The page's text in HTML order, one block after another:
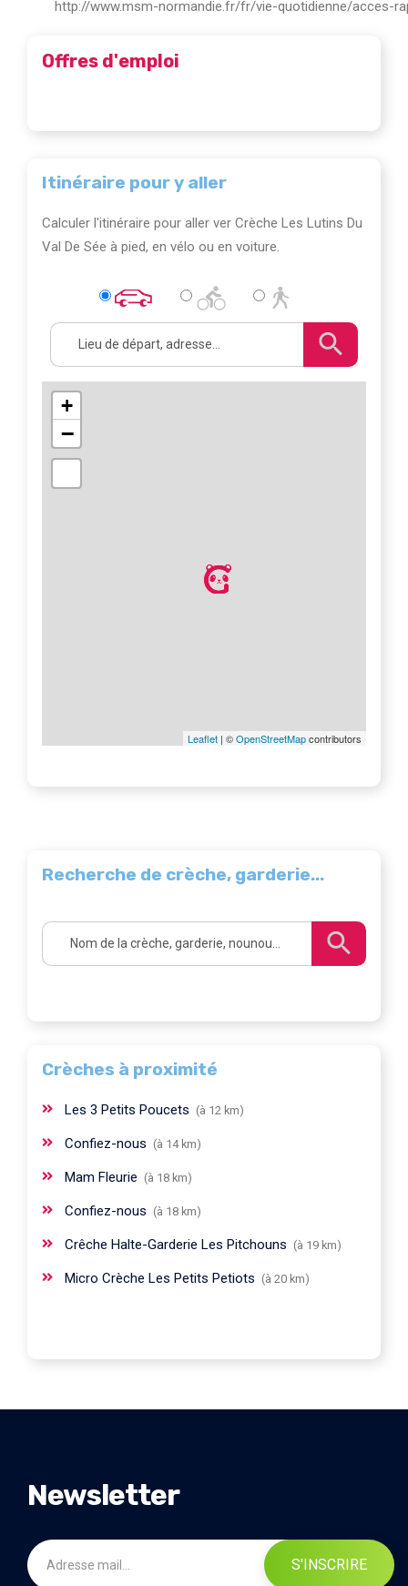
http://www.msm-normandie.fr/fr/vie-quotidienne/acces-
Offres d'emploi
Itinéraire pour y aller
Calculer l'itinéraire pour aller ver Crèche Les Lutins Du
Val De Sée à pied, en vélo ou en voiture.
+
−
Leaflet | ©OpenStreetMapcontributors
Recherche de crèche, garderie...
Crèches à proximité
Les 3 Petits Poucets (à 12 km)
Confiez-nous (à 14 km)
Mam Fleurie (à 18 km)
Confiez-nous (à 18 km)
Crêche Halte-Garderie Les Pitchouns (à 19 km)
Micro Crèche Les Petits Petiots (à 20 km)
Newsletter
S'INSCRIRE